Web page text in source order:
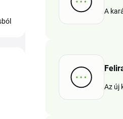
A
Az új